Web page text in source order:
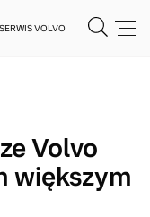
VOLVO
Volvo
większym